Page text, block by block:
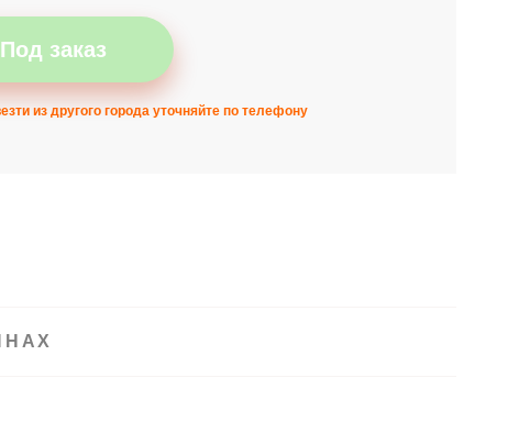
Под заказ
из другого города уточняйте по телефону